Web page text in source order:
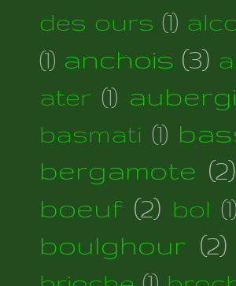
des ours (1)
(1) anchois (3)
ater (1)
basmati (1)
bergamote (2)
boeuf (2) bol (1)
boulghour (2)